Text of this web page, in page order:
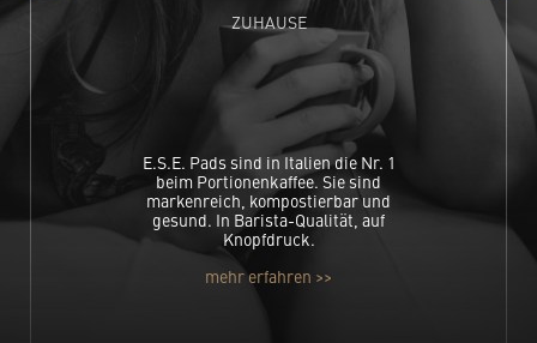
E.S.E. Pads sind in Italien die Nr. 1
beim Portionenkaffee. Sie sind
markenreich, kompostierbar und
gesund. In Barista-Qualität, auf
Knopfdruck.
mehr erfahren >>
ZUHAUSE